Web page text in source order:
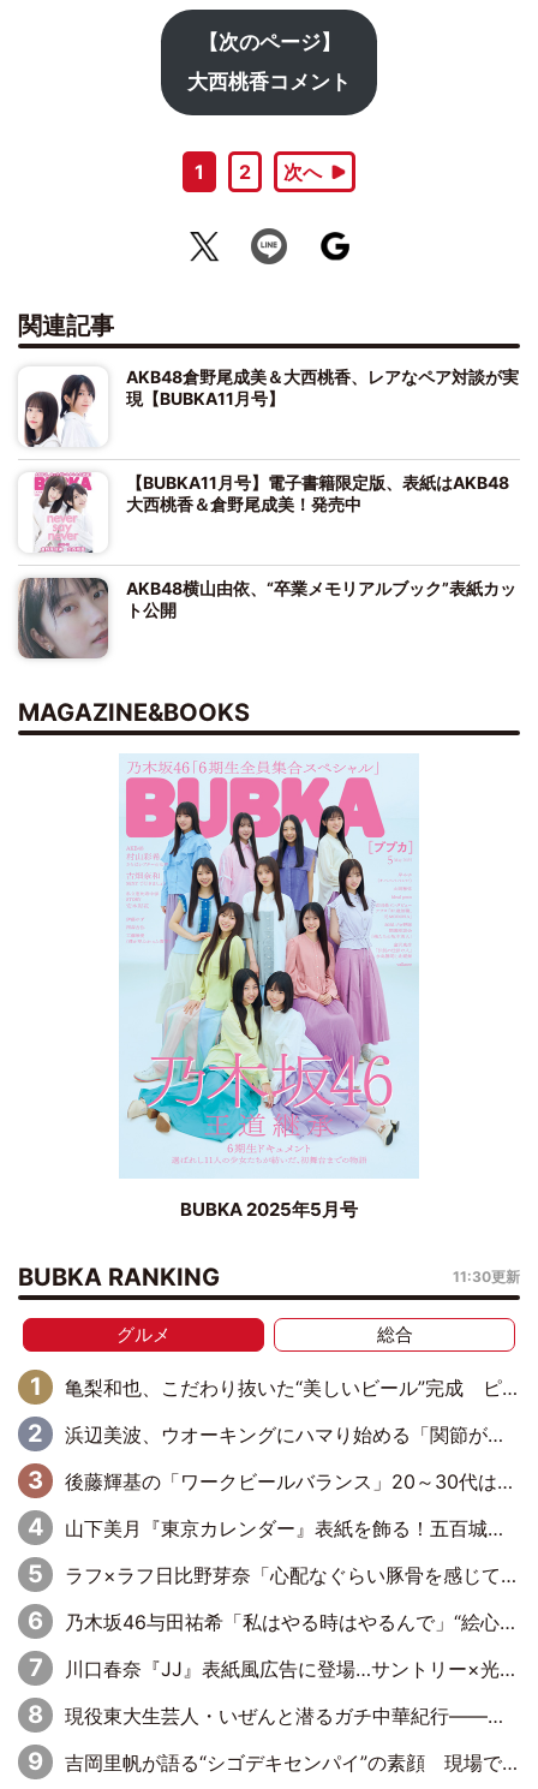
【次のページ】
大西桃香コメント
1 2 次へ
関連記事
AKB48倉野尾成美＆大西桃香、レアなペア対談が実
現【BUBKA11月号】
【BUBKA11月号】電子書籍限定版、表紙はAKB48
大西桃香＆倉野尾成美！発売中
AKB48横山由依、“卒業メモリアルブック”表紙カッ
ト公開
MAGAZINE&BOOKS
BUBKA 2025年5月号
BUBKA RANKING 11:30更新
グルメ 総合
亀梨和也、こだわり抜いた“美しいビール”完成 ピンクゴールドの色味にも想いを込めて
浜辺美波、ウオーキングにハマり始める「関節がバキバキになるんだ！」
後藤輝基の「ワークビールバランス」20～30代は最低→50歳を迎えて急上昇
山下美月『東京カレンダー』表紙を飾る！五百城茉央の朝食グラビアも
ラフ×ラフ日比野芽奈「心配なぐらい豚骨を感じていて…このまま握手会はちょっと厳しいかな」
乃木坂46与田祐希「私はやる時はやるんで」“絵心”に自信をのぞかせる
川口春奈『JJ』表紙風広告に登場…サントリー×光文社の異色のコラボが実現
現役東大生芸人・いぜんと潜るガチ中華紀行――「牙籤肉」「焼猪腰」「錫紙龍蝦尾」これ読めますか？
吉岡里帆が語る“シゴデキセンパイ”の素顔 現場ではカチッ、家ではふわふわ・もちもち